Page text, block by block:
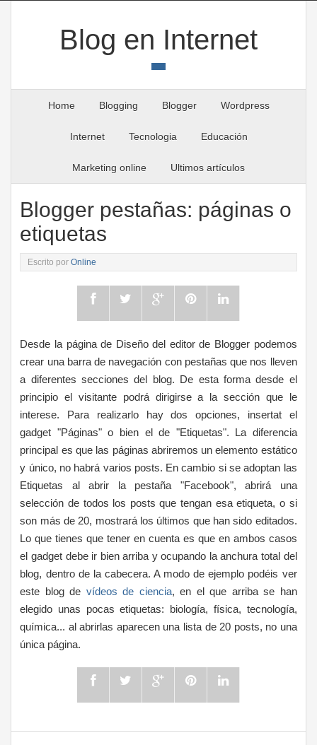
Blog en Internet
Home Blogging Blogger Wordpress
Internet Tecnologia Educación
Marketing online Ultimos artículos
Blogger pestañas: páginas o
etiquetas
Escrito porOnline
Desde la página de Diseño del editor de Blogger podemos
crear una barra de navegación con pestañas que nos lleven
a diferentes secciones del blog. De esta forma desde el
principio el visitante podrá dirigirse a la sección que le
interese. Para realizarlo hay dos opciones, insertat el
gadget "Páginas" o bien el de "Etiquetas". La diferencia
principal es que las páginas abriremos un elemento estático
y único, no habrá varios posts. En cambio si se adoptan las
Etiquetas al abrir la pestaña "Facebook", abrirá una
selección de todos los posts que tengan esa etiqueta, o si
son más de 20, mostrará los últimos que han sido editados.
Lo que tienes que tener en cuenta es que en ambos casos
el gadget debe ir bien arriba y ocupando la anchura total del
blog, dentro de la cabecera. A modo de ejemplo podéis ver
este blog de vídeos de ciencia, en el que arriba se han
elegido unas pocas etiquetas: biología, física, tecnología,
química... al abrirlas aparecen una lista de 20 posts, no una
única página.